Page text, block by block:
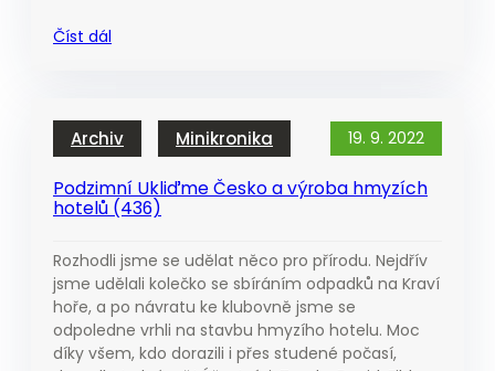
Číst dál
Archiv Minikronika 19. 9. 2022
Podzimní Ukliďme Česko a výroba hmyzích
hotelů (436)
Rozhodli jsme se udělat něco pro přírodu. Nejdřív
jsme udělali kolečko se sbíráním odpadků na Kraví
hoře, a po návratu ke klubovně jsme se
odpoledne vrhli na stavbu hmyzího hotelu. Moc
díky všem, kdo dorazili i přes studené počasí,